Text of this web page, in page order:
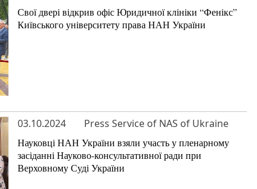
Свої двері відкрив офіс Юридичної клініки “Фенікс”
Київського університету права НАН України
03.10.2024 Press Service of NAS of Ukraine
Науковці НАН України взяли участь у пленарному
засіданні Науково-консультативної ради при
Верховному Суді України